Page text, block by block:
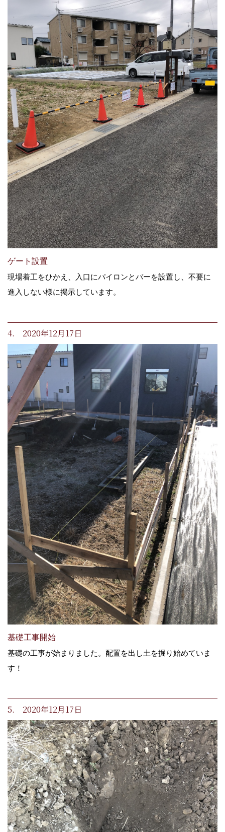
ゲート設置
現場着工をひかえ、入口にパイロンとバーを設置し、不要に
進入しない様に掲示しています。
4. 2020年12月17日
基礎工事開始
基礎の工事が始まりました。配置を出し土を掘り始めていま
す！
5. 2020年12月17日